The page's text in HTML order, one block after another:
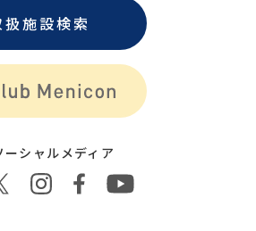
扱施設検索
ーシャルメディア